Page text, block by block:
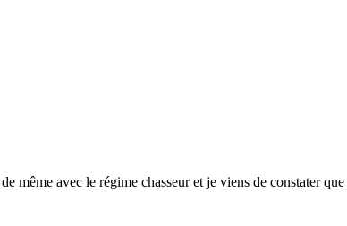
même avec le régime chasseur et je viens de constater